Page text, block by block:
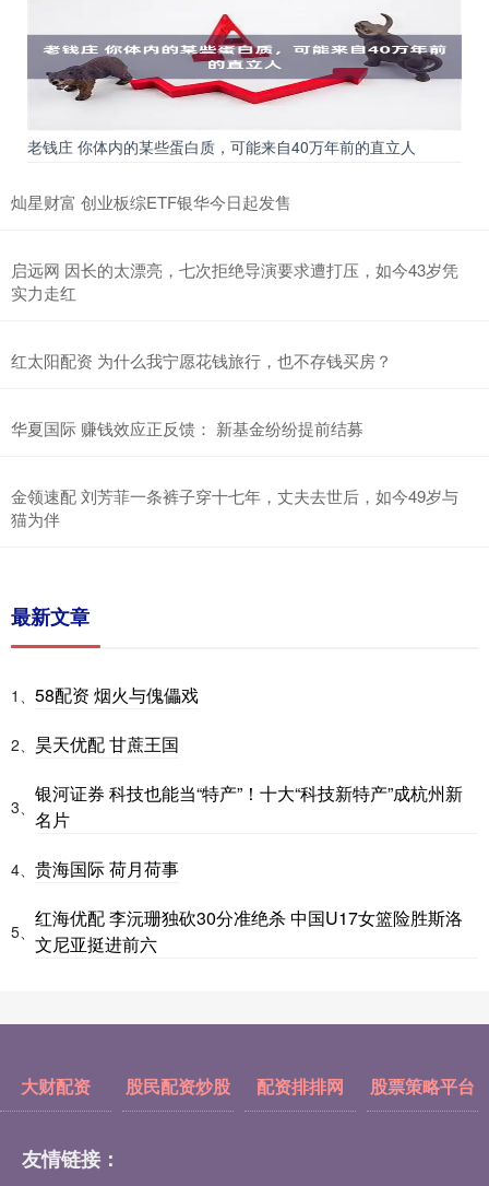
老钱庄 你体内的某些蛋白质，可能来自40万年前的直立人
灿星财富 创业板综ETF银华今日起发售
启远网 因长的太漂亮，七次拒绝导演要求遭打压，如今43岁凭
实力走红
红太阳配资 为什么我宁愿花钱旅行，也不存钱买房？
华夏国际 赚钱效应正反馈： 新基金纷纷提前结募
金领速配 刘芳菲一条裤子穿十七年，丈夫去世后，如今49岁与
猫为伴
最新文章
1、 58配资 烟火与傀儡戏
2、 昊天优配 甘蔗王国
3、
银河证券 科技也能当“特产”！十大“科技新特产”成杭州新
名片
4、 贵海国际 荷月荷事
5、
红海优配 李沅珊独砍30分准绝杀 中国U17女篮险胜斯洛
文尼亚挺进前六
大财配资 股民配资炒股 配资排排网 股票策略平台
友情链接：